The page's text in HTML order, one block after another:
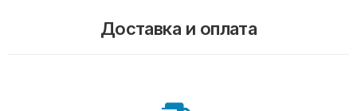
Доставка и оплата